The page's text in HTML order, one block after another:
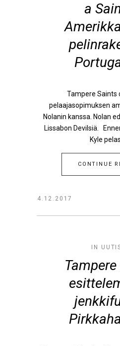
a
Tampere Saints
pelaajasopimuksen
Nolanin kanssa. Nolan
Lissabon Devilsiä.
Kyle
CONTINUE
4.12.2017
IN